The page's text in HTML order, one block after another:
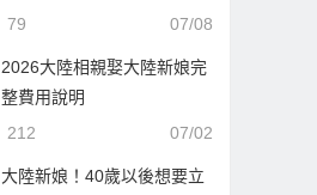
07/08
79
2026大陸相親娶大陸新娘完
整費用說明
07/02
212
大陸新娘！40歲以後想要立